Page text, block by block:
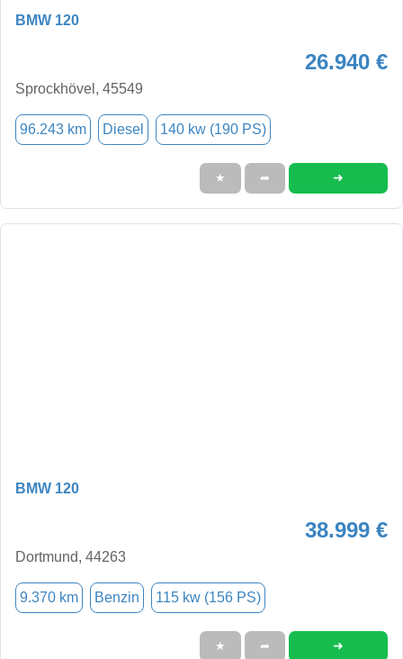
BMW 120
26.940 €
Sprockhövel, 45549
96.243 km Diesel 140 kw (190 PS)
★ ➦ ➜
BMW 120
38.999 €
Dortmund, 44263
9.370 km Benzin 115 kw (156 PS)
★ ➦ ➜